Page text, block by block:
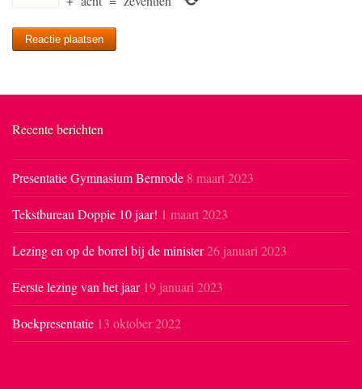
Recente berichten
Presentatie Gymnasium Bernrode 8 maart 2023
Tekstbureau Doppie 10 jaar! 1 maart 2023
Lezing en op de borrel bij de minister26 januari 2023
Eerste lezing van het jaar 19 januari 2023
Boekpresentatie 13 oktober 2022